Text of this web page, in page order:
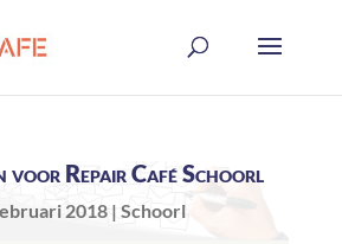
voor Repair Café Schoorl
2018 Schoorl